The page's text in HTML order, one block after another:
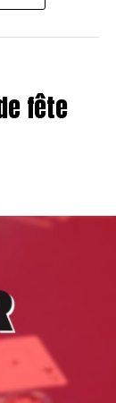
fête